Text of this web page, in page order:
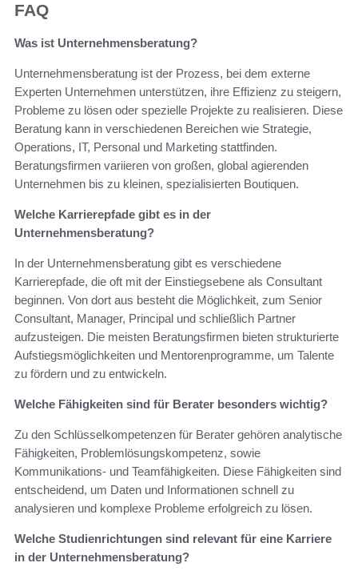
FAQ
Was ist Unternehmensberatung?
Unternehmensberatung ist der Prozess, bei dem externe
Experten Unternehmen unterstützen, ihre Effizienz zu steigern,
Probleme zu lösen oder spezielle Projekte zu realisieren. Diese
Beratung kann in verschiedenen Bereichen wie Strategie,
Operations, IT, Personal und Marketing stattfinden.
Beratungsfirmen variieren von großen, global agierenden
Unternehmen bis zu kleinen, spezialisierten Boutiquen.
Welche Karrierepfade gibt es in der
Unternehmensberatung?
In der Unternehmensberatung gibt es verschiedene
Karrierepfade, die oft mit der Einstiegsebene als Consultant
beginnen. Von dort aus besteht die Möglichkeit, zum Senior
Consultant, Manager, Principal und schließlich Partner
aufzusteigen. Die meisten Beratungsfirmen bieten strukturierte
Aufstiegsmöglichkeiten und Mentorenprogramme, um Talente
zu fördern und zu entwickeln.
Welche Fähigkeiten sind für Berater besonders wichtig?
Zu den Schlüsselkompetenzen für Berater gehören analytische
Fähigkeiten, Problemlösungskompetenz, sowie
Kommunikations- und Teamfähigkeiten. Diese Fähigkeiten sind
entscheidend, um Daten und Informationen schnell zu
analysieren und komplexe Probleme erfolgreich zu lösen.
Welche Studienrichtungen sind relevant für eine Karriere
in der Unternehmensberatung?